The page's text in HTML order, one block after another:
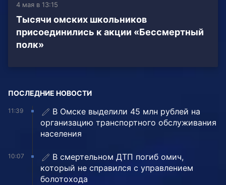
4 мая в 13:15
Тысячи омских школьников
присоединились к акции «Бессмертный
полк»
ПОСЛЕДНИЕ НОВОСТИ
11:39
В Омске выделили 45 млн рублей на
организацию транспортного обслуживания
населения
10:07
В смертельном ДТП погиб омич,
который не справился с управлением
болотохода